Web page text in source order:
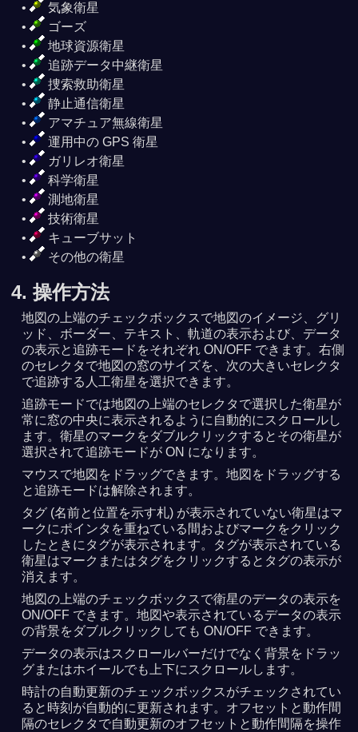
気象衛星
ゴーズ
地球資源衛星
追跡データ中継衛星
捜索救助衛星
静止通信衛星
アマチュア無線衛星
運用中の GPS 衛星
ガリレオ衛星
科学衛星
測地衛星
技術衛星
キューブサット
その他の衛星
4. 操作方法
地図の上端のチェックボックスで地図のイメージ、グリ
ッド、ボーダー、テキスト、軌道の表示および、データ
の表示と追跡モードをそれぞれ ON/OFF できます。右側
のセレクタで地図の窓のサイズを、次の大きいセレクタ
で追跡する人工衛星を選択できます。
追跡モードでは地図の上端のセレクタで選択した衛星が
常に窓の中央に表示されるように自動的にスクロールし
ます。衛星のマークをダブルクリックするとその衛星が
選択されて追跡モードが ON になります。
マウスで地図をドラッグできます。地図をドラッグする
と追跡モードは解除されます。
タグ (名前と位置を示す札) が表示されていない衛星はマ
ークにポインタを重ねている間およびマークをクリック
したときにタグが表示されます。タグが表示されている
衛星はマークまたはタグをクリックするとタグの表示が
消えます。
地図の上端のチェックボックスで衛星のデータの表示を
ON/OFF できます。地図や表示されているデータの表示
の背景をダブルクリックしても ON/OFF できます。
データの表示はスクロールバーだけでなく背景をドラッ
グまたはホイールでも上下にスクロールします。
時計の自動更新のチェックボックスがチェックされてい
ると時刻が自動的に更新されます。オフセットと動作間
隔のセレクタで自動更新のオフセットと動作間隔を操作